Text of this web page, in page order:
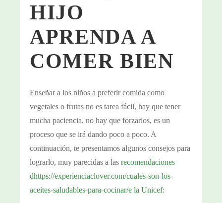
HIJO
APRENDA A
COMER BIEN
Enseñar a los niños a preferir comida como
vegetales o frutas no es tarea fácil, hay que tener
mucha paciencia, no hay que forzarlos, es un
proceso que se irá dando poco a poco. A
continuación, te presentamos algunos consejos para
lograrlo, muy parecidas a las recomendaciones
dhttps://experienciaclover.com/cuales-son-los-
aceites-saludables-para-cocinar/e la Unicef: